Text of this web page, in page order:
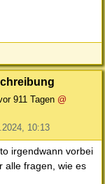
911 Tagen @
10:13
irgendwann vorbei
alle fragen, wie es